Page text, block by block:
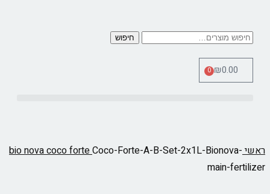
חיפוש
₪0.00
0
ראשי bio nova coco forteCoco-Forte-A-B-Set-2x1L-Bionova-
main-fertilizer